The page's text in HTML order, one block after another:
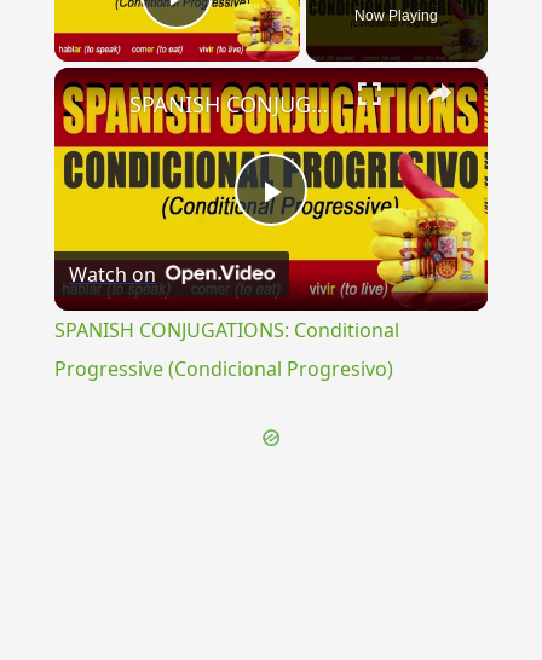
Play Video Now Playing
×
Play
Video
SPANISH CONJUGATIONS: Conditional Progressive (Condicional Progresivo)
Watch on
SPANISH CONJUGATIONS: Conditional
Progressive (Condicional Progresivo)